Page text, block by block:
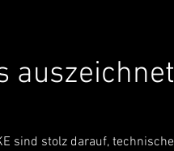
auszeichnet
sind stolz darauf, technische